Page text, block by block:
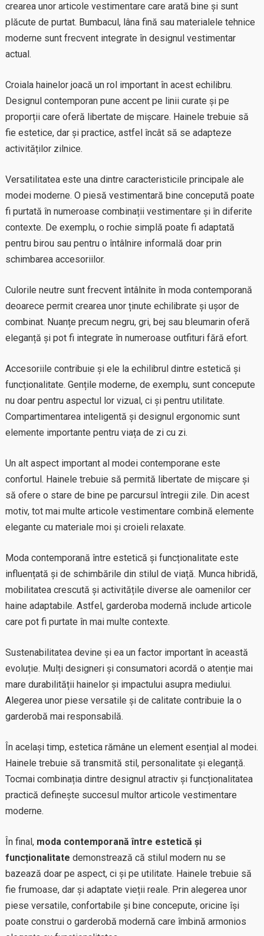
crearea unor articole vestimentare care arată bine și sunt
plăcute de purtat. Bumbacul, lâna fină sau materialele tehnice
moderne sunt frecvent integrate în designul vestimentar
actual.
Croiala hainelor joacă un rol important în acest echilibru.
Designul contemporan pune accent pe linii curate și pe
proporții care oferă libertate de mișcare. Hainele trebuie să
fie estetice, dar și practice, astfel încât să se adapteze
activităților zilnice.
Versatilitatea este una dintre caracteristicile principale ale
modei moderne. O piesă vestimentară bine concepută poate
fi purtată în numeroase combinații vestimentare și în diferite
contexte. De exemplu, o rochie simplă poate fi adaptată
pentru birou sau pentru o întâlnire informală doar prin
schimbarea accesoriilor.
Culorile neutre sunt frecvent întâlnite în moda contemporană
deoarece permit crearea unor ținute echilibrate și ușor de
combinat. Nuanțe precum negru, gri, bej sau bleumarin oferă
eleganță și pot fi integrate în numeroase outfituri fără efort.
Accesoriile contribuie și ele la echilibrul dintre estetică și
funcționalitate. Gențile moderne, de exemplu, sunt concepute
nu doar pentru aspectul lor vizual, ci și pentru utilitate.
Compartimentarea inteligentă și designul ergonomic sunt
elemente importante pentru viața de zi cu zi.
Un alt aspect important al modei contemporane este
confortul. Hainele trebuie să permită libertate de mișcare și
să ofere o stare de bine pe parcursul întregii zile. Din acest
motiv, tot mai multe articole vestimentare combină elemente
elegante cu materiale moi și croieli relaxate.
Moda contemporană între estetică și funcționalitate este
influențată și de schimbările din stilul de viață. Munca hibridă,
mobilitatea crescută și activitățile diverse ale oamenilor cer
haine adaptabile. Astfel, garderoba modernă include articole
care pot fi purtate în mai multe contexte.
Sustenabilitatea devine și ea un factor important în această
evoluție. Mulți designeri și consumatori acordă o atenție mai
mare durabilității hainelor și impactului asupra mediului.
Alegerea unor piese versatile și de calitate contribuie la o
garderobă mai responsabilă.
În același timp, estetica rămâne un element esențial al modei.
Hainele trebuie să transmită stil, personalitate și eleganță.
Tocmai combinația dintre designul atractiv și funcționalitatea
practică definește succesul multor articole vestimentare
moderne.
În final, moda contemporană între estetică și
funcționalitate demonstrează că stilul modern nu se
bazează doar pe aspect, ci și pe utilitate. Hainele trebuie să
fie frumoase, dar și adaptate vieții reale. Prin alegerea unor
piese versatile, confortabile și bine concepute, oricine își
poate construi o garderobă modernă care îmbină armonios